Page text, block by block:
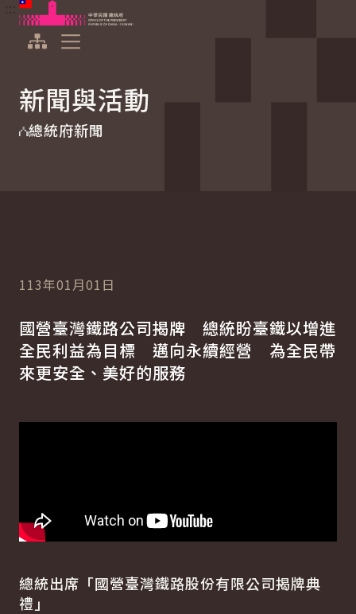
跳到主要內容
中華民國總統府
新聞與活動
總統府新聞
113年01月01日
國營臺灣鐵路公司揭牌 總統盼臺鐵以增進
全民利益為目標 邁向永續經營 為全民帶
來更安全、美好的服務
總統出席「國營臺灣鐵路股份有限公司揭牌典
禮」